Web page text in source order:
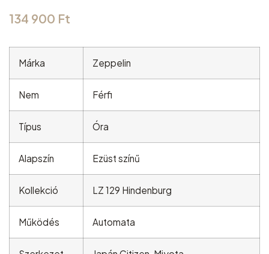
134 900 Ft
Márka Zeppelin
Nem Férfi
Típus Óra
Alapszín Ezüst színű
Kollekció LZ 129 Hindenburg
Működés Automata